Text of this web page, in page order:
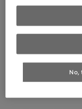
Hier
Die
No,